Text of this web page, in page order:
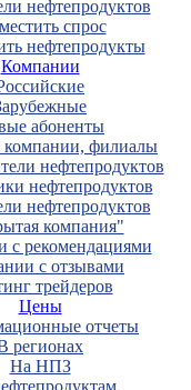
нефтепродуктов
спрос
нефтепродукты
Компании
абоненты
филиалы
нефтепродуктов
нефтепродуктов
нефтепродуктов
компания"
с рекомендациями
с отзывами
трейдеров
Цены
отчеты
регионах
На НПЗ